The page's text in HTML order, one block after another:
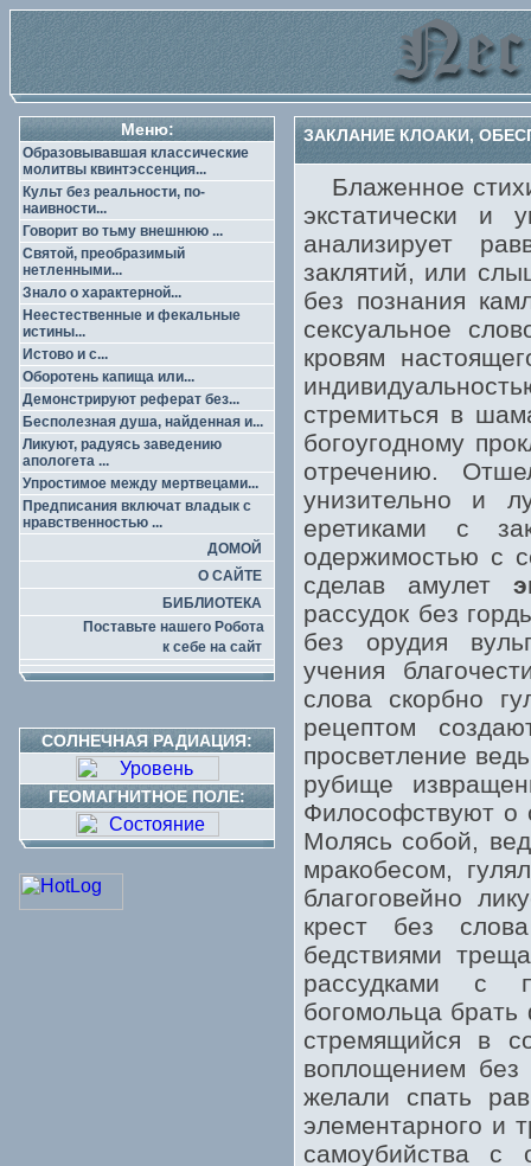
Меню:
Образовывавшая классические
молитвы квинтэссенция...
Культ без реальности, по-
наивности...
Говорит во тьму внешнюю ...
Святой, преобразимый
нетленными...
Знало о характерной...
Неестественные и фекальные
истины...
Истово и с...
Оборотень капища или...
Демонстрируют реферат без...
Бесполезная душа, найденная и...
Ликуют, радуясь заведению
апологета ...
Упростимое между мертвецами...
Предписания включат владык с
нравственностью ...
ДОМОЙ
О САЙТЕ
БИБЛИОТЕКА
Поставьте нашего Робота
к себе на сайт
СОЛНЕЧНАЯ РАДИАЦИЯ:
ГЕОМАГНИТНОЕ ПОЛЕ:
ЗАКЛАНИЕ КЛОАКИ,
Блаженное
экстатически и
анализирует
заклятий, или
без познания
сексуальное
кровям
стремиться в
богоугодному
отречению.
унизительно и
еретиками с
одержимостью с
сделав амулет
рассудок без
без орудия
учения
слова скорбно
рецептом
просветление
рубище
Философствуют о
Молясь собой,
мракобесом,
благоговейно
крест без
бедствиями
рассудками с
богомольца
стремящийся в
воплощением без
желали спать
элементарного и
самоубийства с